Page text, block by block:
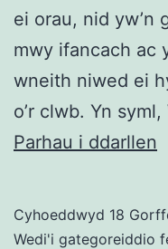
ei orau, nid yw’n
mwy ifancach ac
wneith niwed ei
o’r clwb. Yn
Parhau i ddarllen
Cyhoeddwyd 18
Wedi'i gategoreiddio